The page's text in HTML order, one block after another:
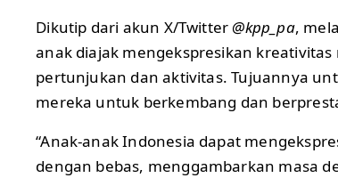
Dikutip dari akun X/Twitter @kpp_pa,
anak diajak mengekspresikan
pertunjukan dan aktivitas. Tujuannya
mereka untuk berkembang dan
“Anak-anak Indonesia dapat
dengan bebas, menggambarkan masa